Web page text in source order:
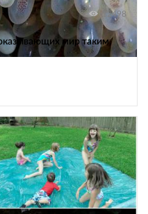
12498
мир таким,